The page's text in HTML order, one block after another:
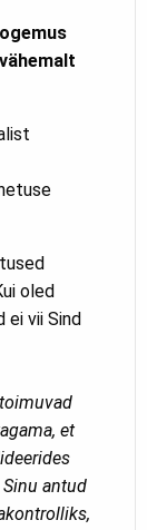
oled
ei vii Sind
et
Sinu antud